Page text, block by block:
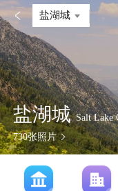
 盐湖城
盐湖城Salt Lake
730张照片